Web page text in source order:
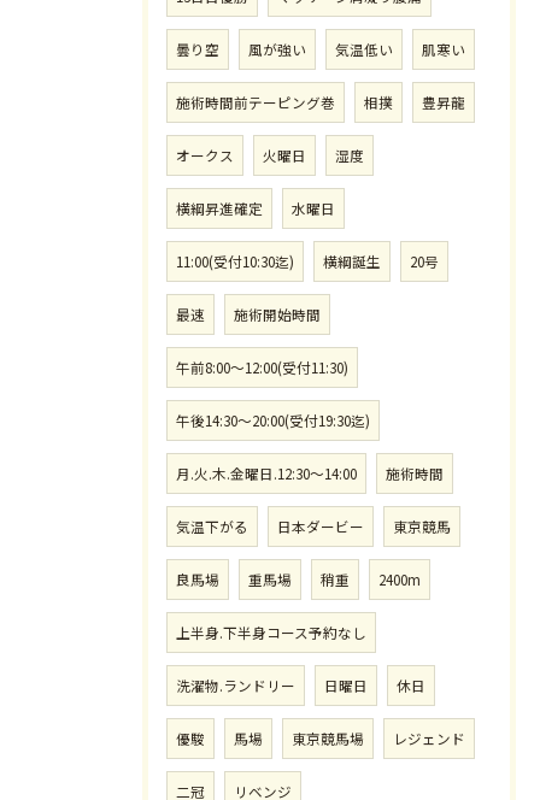
曇り空 風が強い 気温低い 肌寒い
施術時間前テーピング巻 相撲 豊昇龍
オークス 火曜日 湿度
横綱昇進確定 水曜日
11:00(受付10:30迄) 横綱誕生 20号
最速 施術開始時間
午前8:00〜12:00(受付11:30)
午後14:30〜20:00(受付19:30迄)
月.火.木.金曜日.12:30〜14:00 施術時間
気温下がる 日本ダービー 東京競馬
良馬場 重馬場 稍重 2400m
上半身.下半身コース予約なし
洗濯物.ランドリー 日曜日 休日
優駿 馬場 東京競馬場 レジェンド
二冠 リベンジ